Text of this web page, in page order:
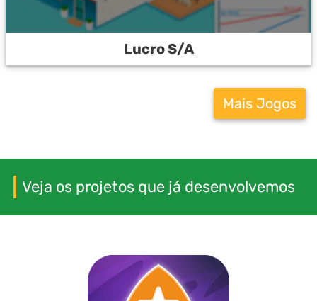
Lucro S/A
Mais Jogos
Veja os projetos que já desenvolvemos